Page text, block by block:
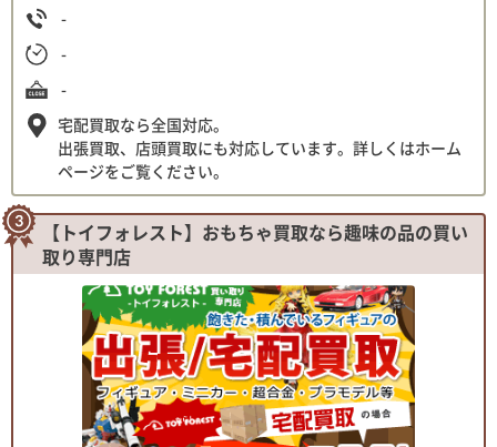
-
-
-
宅配買取なら全国対応。
出張買取、店頭買取にも対応しています。詳しくはホーム
ページをご覧ください。
【トイフォレスト】おもちゃ買取なら趣味の品の買い
取り専門店